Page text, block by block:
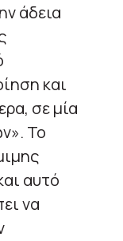
άδεια
και
σε μία
Το
αυτό
να